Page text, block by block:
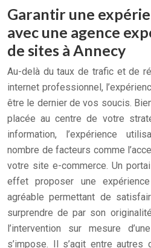
Garantir une
avec une agence
de sites à Annecy
Au-delà du taux de trafic et de
internet professionnel,
être le dernier de vos soucis.
placée au centre de votre
information, l’expérience
nombre de facteurs comme
votre site e-commerce. Un
effet proposer une
agréable permettant de
surprendre de par son
l’intervention sur mesure
s’impose. Il s’agit entre autres